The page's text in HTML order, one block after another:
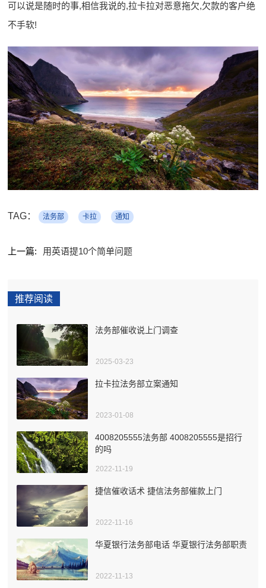
可以说是随时的事,相信我说的,拉卡拉对恶意拖欠,欠款的客户绝
不手软!
TAG： 法务部 卡拉 通知
上一篇: 用英语提10个简单问题
推荐阅读
法务部催收说上门调查
2025-03-23
拉卡拉法务部立案通知
2023-01-08
4008205555法务部 4008205555是招行
的吗
2022-11-19
捷信催收话术 捷信法务部催款上门
2022-11-16
华夏银行法务部电话 华夏银行法务部职责
2022-11-13